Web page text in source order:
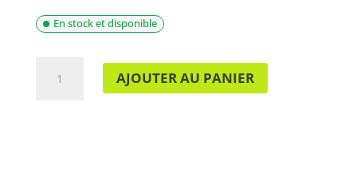
En stock et disponible
AJOUTER AU PANIER